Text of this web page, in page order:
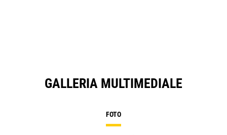
GALLERIA MULTIMEDIALE
FOTO